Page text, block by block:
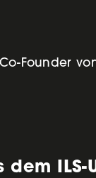
Founder
ILS-